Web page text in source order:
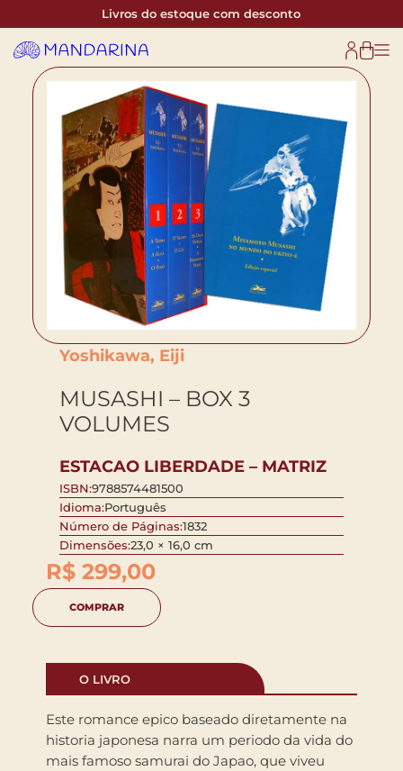
Livros do estoque com desconto
Yoshikawa, Eiji
MUSASHI – BOX 3
VOLUMES
ESTACAO LIBERDADE – MATRIZ
ISBN:9788574481500
Idioma:Português
Número de Páginas:1832
Dimensões:23,0 × 16,0 cm
R$ 299,00
COMPRAR
O LIVRO
Este romance epico baseado diretamente na
historia japonesa narra um periodo da vida do
mais famoso samurai do Japao, que viveu